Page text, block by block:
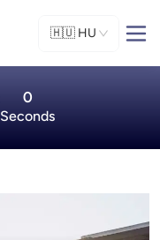
🇭🇺 HU
0
Seconds